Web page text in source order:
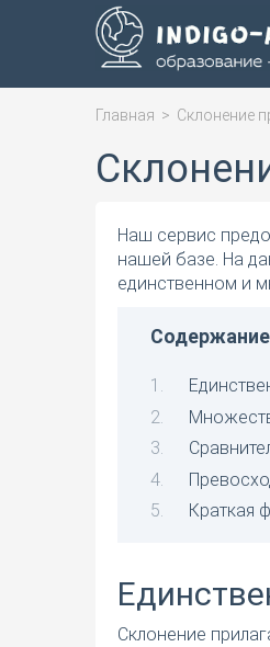
Главная > Склонение
Наш сервис
нашей базе. На
единственном и
Содержание
Краткая
Склонение